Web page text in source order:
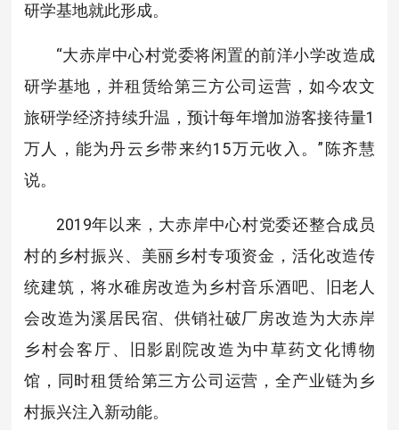
研学基地就此形成。
“大赤岸中心村党委将闲置的前洋小学改造成
研学基地，并租赁给第三方公司运营，如今农文
旅研学经济持续升温，预计每年增加游客接待量1
万人，能为丹云乡带来约15万元收入。”陈齐慧
说。
2019年以来，大赤岸中心村党委还整合成员
村的乡村振兴、美丽乡村专项资金，活化改造传
统建筑，将水碓房改造为乡村音乐酒吧、旧老人
会改造为溪居民宿、供销社破厂房改造为大赤岸
乡村会客厅、旧影剧院改造为中草药文化博物
馆，同时租赁给第三方公司运营，全产业链为乡
村振兴注入新动能。